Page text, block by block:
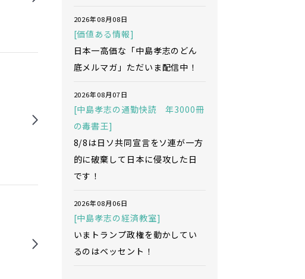
2026年08月08日
[価値ある情報]
日本一高価な「中島孝志のどん
底メルマガ」ただいま配信中！
2026年08月07日
[中島孝志の通勤快読 年3000冊
の毒書王]
8/8は日ソ共同宣言をソ連が一方
的に破棄して日本に侵攻した日
です！
2026年08月06日
[中島孝志の経済教室]
いまトランプ政権を動かしてい
るのはベッセント！